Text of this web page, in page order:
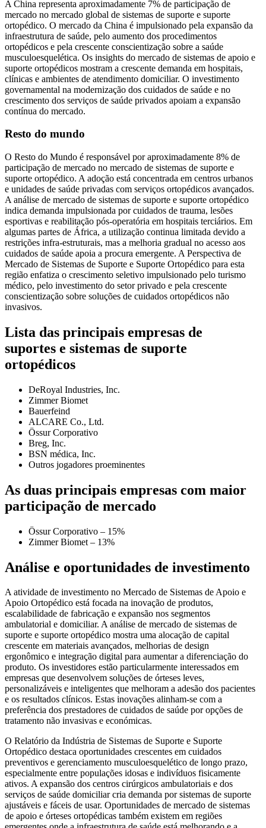
A China representa aproximadamente 7% de participação de
mercado no mercado global de sistemas de suporte e suporte
ortopédico. O mercado da China é impulsionado pela expansão da
infraestrutura de saúde, pelo aumento dos procedimentos
ortopédicos e pela crescente conscientização sobre a saúde
musculoesquelética. Os insights do mercado de sistemas de apoio e
suporte ortopédicos mostram a crescente demanda em hospitais,
clínicas e ambientes de atendimento domiciliar. O investimento
governamental na modernização dos cuidados de saúde e no
crescimento dos serviços de saúde privados apoiam a expansão
contínua do mercado.
Resto do mundo
O Resto do Mundo é responsável por aproximadamente 8% de
participação de mercado no mercado de sistemas de suporte e
suporte ortopédico. A adoção está concentrada em centros urbanos
e unidades de saúde privadas com serviços ortopédicos avançados.
A análise de mercado de sistemas de suporte e suporte ortopédico
indica demanda impulsionada por cuidados de trauma, lesões
esportivas e reabilitação pós-operatória em hospitais terciários. Em
algumas partes de África, a utilização continua limitada devido a
restrições infra-estruturais, mas a melhoria gradual no acesso aos
cuidados de saúde apoia a procura emergente. A Perspectiva de
Mercado de Sistemas de Suporte e Suporte Ortopédico para esta
região enfatiza o crescimento seletivo impulsionado pelo turismo
médico, pelo investimento do setor privado e pela crescente
conscientização sobre soluções de cuidados ortopédicos não
invasivos.
Lista das principais empresas de
suportes e sistemas de suporte
ortopédicos
DeRoyal Industries, Inc.
Zimmer Biomet
Bauerfeind
ALCARE Co., Ltd.
Össur Corporativo
Breg, Inc.
BSN médica, Inc.
Outros jogadores proeminentes
As duas principais empresas com maior
participação de mercado
Össur Corporativo – 15%
Zimmer Biomet – 13%
Análise e oportunidades de investimento
A atividade de investimento no Mercado de Sistemas de Apoio e
Apoio Ortopédico está focada na inovação de produtos,
escalabilidade de fabricação e expansão nos segmentos
ambulatorial e domiciliar. A análise de mercado de sistemas de
suporte e suporte ortopédico mostra uma alocação de capital
crescente em materiais avançados, melhorias de design
ergonômico e integração digital para aumentar a diferenciação do
produto. Os investidores estão particularmente interessados ​​em
empresas que desenvolvem soluções de órteses leves,
personalizáveis ​​e inteligentes que melhoram a adesão dos pacientes
e os resultados clínicos. Estas inovações alinham-se com a
preferência dos prestadores de cuidados de saúde por opções de
tratamento não invasivas e económicas.
O Relatório da Indústria de Sistemas de Suporte e Suporte
Ortopédico destaca oportunidades crescentes em cuidados
preventivos e gerenciamento musculoesquelético de longo prazo,
especialmente entre populações idosas e indivíduos fisicamente
ativos. A expansão dos centros cirúrgicos ambulatoriais e dos
serviços de saúde domiciliar cria demanda por sistemas de suporte
ajustáveis ​​e fáceis de usar. Oportunidades de mercado de sistemas
de apoio e órteses ortopédicas também existem em regiões